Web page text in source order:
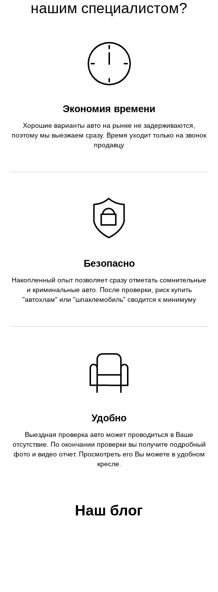
нашим специалистом?
Экономия времени
Хорошие варианты авто на рынке не задерживаются,
поэтому мы выезжаем сразу. Время уходит только на звонок
продавцу
Безопасно
Накопленный опыт позволяет сразу отметать сомнительные
и криминальные авто. После проверки, риск купить
"автохлам" или "шпаклемобиль" сводится к минимуму
Удобно
Выездная проверка авто может проводиться в Ваше
отсутствие. По окончании проверки вы получите подробный
фото и видео отчет. Просмотреть его Вы можете в удобном
кресле.
Наш блог